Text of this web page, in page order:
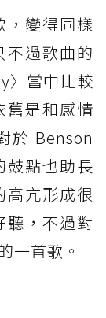
，變得同樣
不過歌曲的
〉當中比較
舊是和感情
於 Benson
鼓點也助長
高亢形成很
聽，不過對
一首歌。